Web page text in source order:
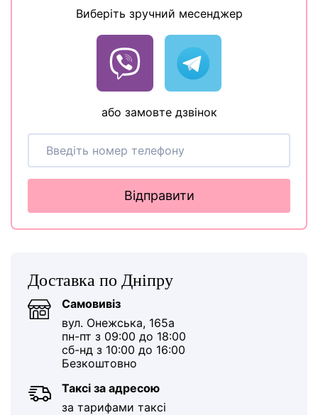
Виберіть зручний месенджер
або замовте дзвінок
Відправити
Доставка по Дніпру
Самовивіз
вул. Онежська, 165а
пн-пт з 09:00 до 18:00
сб-нд з 10:00 до 16:00
Безкоштовно
Таксі за адресою
за тарифами таксі